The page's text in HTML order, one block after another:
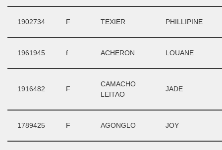
1902734 F TEXIER PHILLIPINE
1961945 f ACHERON LOUANE
1916482 F
CAMACHO
LEITAO
JADE
1789425 F AGONGLO JOY